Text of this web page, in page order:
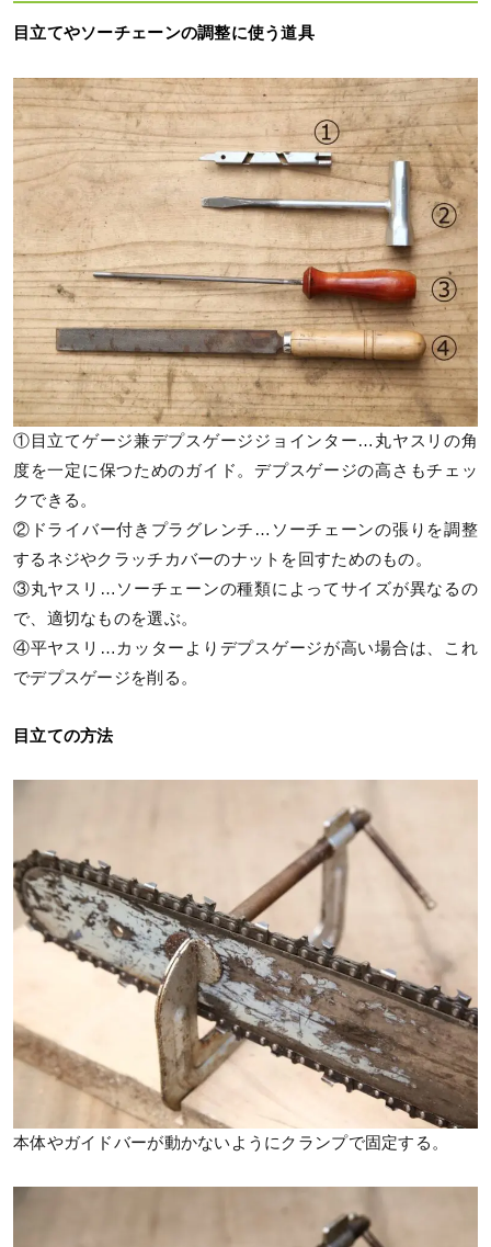
目立てやソーチェーンの調整に使う道具
①目立てゲージ兼デプスゲージジョインター…丸ヤスリの角
度を一定に保つためのガイド。デプスゲージの高さもチェッ
クできる。
②ドライバー付きプラグレンチ…ソーチェーンの張りを調整
するネジやクラッチカバーのナットを回すためのもの。
③丸ヤスリ…ソーチェーンの種類によってサイズが異なるの
で、適切なものを選ぶ。
④平ヤスリ…カッターよりデプスゲージが高い場合は、これ
でデプスゲージを削る。
目立ての方法
本体やガイドバーが動かないようにクランプで固定する。